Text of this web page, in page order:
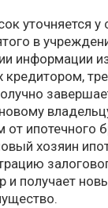
уточняется у
в
информации
ипотечного
хозяин
и получает